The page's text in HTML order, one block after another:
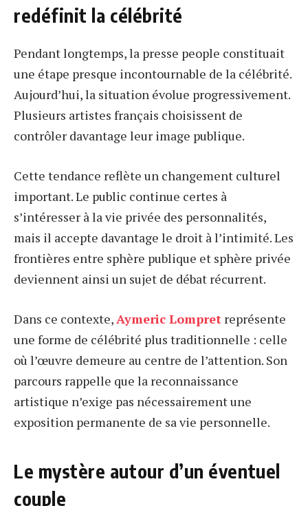
redéfinit la célébrité
Pendant longtemps, la presse people constituait
une étape presque incontournable de la célébrité.
Aujourd’hui, la situation évolue progressivement.
Plusieurs artistes français choisissent de
contrôler davantage leur image publique.
Cette tendance reflète un changement culturel
important. Le public continue certes à
s’intéresser à la vie privée des personnalités,
mais il accepte davantage le droit à l’intimité. Les
frontières entre sphère publique et sphère privée
deviennent ainsi un sujet de débat récurrent.
Dans ce contexte, Aymeric Lompret représente
une forme de célébrité plus traditionnelle : celle
où l’œuvre demeure au centre de l’attention. Son
parcours rappelle que la reconnaissance
artistique n’exige pas nécessairement une
exposition permanente de sa vie personnelle.
Le mystère autour d’un éventuel
couple